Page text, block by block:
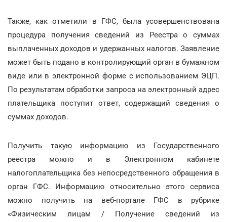
Также, как отметили в ГФС, была усовершенствована
процедура получения сведений из Реестра о суммах
выплаченных доходов и удержанных налогов. Заявление
может быть подано в контролирующий орган в бумажном
виде или в электронной форме с использованием ЭЦП.
По результатам обработки запроса на электронный адрес
плательщика поступит ответ, содержащий сведения о
суммах доходов.
Получить такую информацию из Государственного
реестра можно и в Электронном кабинете
налогоплательщика без непосредственного обращения в
орган ГФС. Информацию относительно этого сервиса
можно получить на веб-портале ГФС в рубрике
«Физическим лицам / Получение сведений из